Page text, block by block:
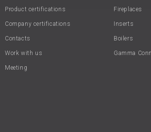
Product certifications
Company certifications
Contacts
Work with us
Meeting
Fireplaces
Inserts
Boilers
Gamma